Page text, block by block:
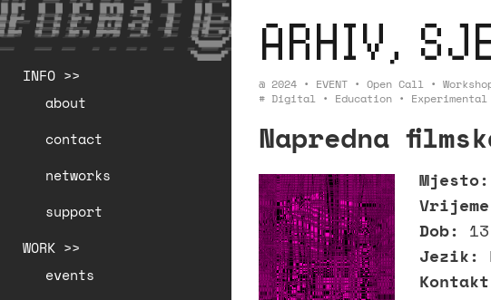
INFO >>
about
contact
networks
support
WORK >>
events
ARHIV,
@ 2024 • EVENT •Open Call •
# Digital • Education • Experimental
Napredna
Mjesto:
Dob:
Jezik: